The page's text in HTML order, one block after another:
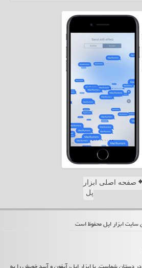
صفحه اصلی ابزار
پل